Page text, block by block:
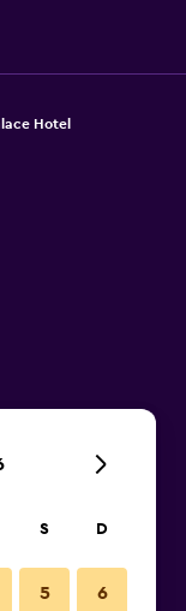
Hotel
S D
5 6